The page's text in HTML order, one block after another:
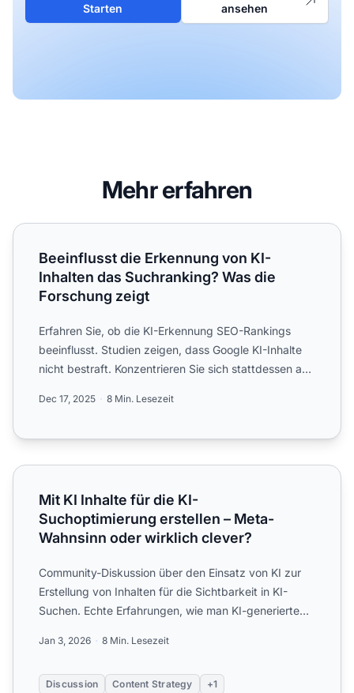
Starten
ansehen
Mehr erfahren
Beeinflusst die Erkennung von KI-Inhalten das
Beeinflusst die Erkennung von KI-
Inhalten das Suchranking? Was die
Forschung zeigt
Erfahren Sie, ob die KI-Erkennung SEO-Rankings
beeinflusst. Studien zeigen, dass Google KI-Inhalte
nicht bestraft. Konzentrieren Sie sich stattdessen auf
Dec 17, 2025 8 Min. Lesezeit
Mit KI Inhalte für die KI-Suchoptimierung erstellen –
Mit KI Inhalte für die KI-
Suchoptimierung erstellen – Meta-
Wahnsinn oder wirklich clever?
Community-Diskussion über den Einsatz von KI zur
Erstellung von Inhalten für die Sichtbarkeit in KI-
Suchen. Echte Erfahrungen, wie man KI-generierte
Jan 3, 2026 8 Min. Lesezeit
Discussion Content Strategy +1